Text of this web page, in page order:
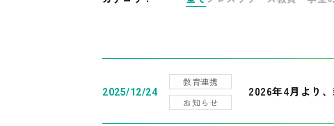
2025/12/24
教育連携
お知らせ
2026年4月より